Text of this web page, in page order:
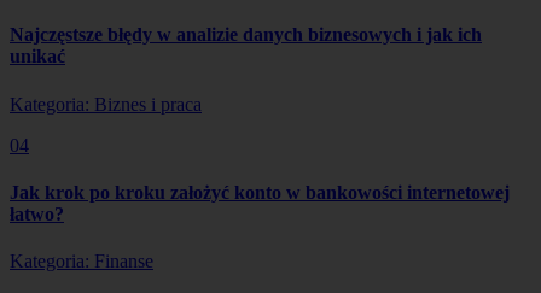
Najczęstsze błędy w analizie danych biznesowych i jak ich
unikać
Kategoria: Biznes i praca
04
Jak krok po kroku założyć konto w bankowości internetowej
łatwo?
Kategoria: Finanse